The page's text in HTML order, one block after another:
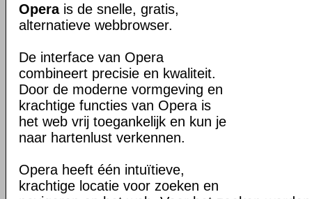
Operais de snelle, gratis,
alternatieve webbrowser.
De interface van Opera
combineert precisie en kwaliteit.
Door de moderne vormgeving en
krachtige functies van Opera is
het web vrij toegankelijk en kun je
naar hartenlust verkennen.
Opera heeft één intuïtieve,
krachtige locatie voor zoeken en